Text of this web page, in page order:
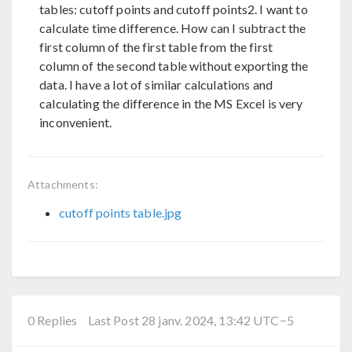
tables: cutoff points and cutoff points2. I want to
calculate time difference. How can I subtract the
first column of the first table from the first
column of the second table without exporting the
data. I have a lot of similar calculations and
calculating the difference in the MS Excel is very
inconvenient.
Attachments:
cutoff points table.jpg
0 Replies Last Post 28 janv. 2024, 13:42 UTC−5